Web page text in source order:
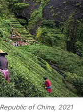
of China, 2021